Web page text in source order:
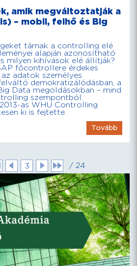
amik megváltoztatják a
– mobil, felhő és Big
tárnak a controlling elé
alapján azonosítható
milyen kihívások elé állítják?
főcontrollere érdekes
adatok személyes
demokratizálódásban, a
Data megoldásokban – mind
szempontból.
as WHU Controlling
ki is fejtette.
Tovább
3 / 24